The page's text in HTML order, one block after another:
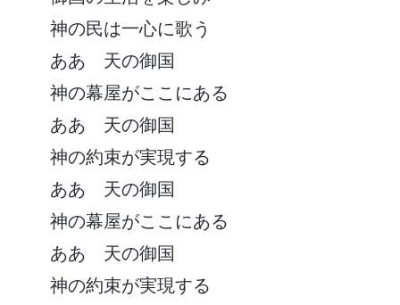
神の民は一心に歌う
ああ 天の御国
神の幕屋がここにある
ああ 天の御国
神の約束が実現する
ああ 天の御国
神の幕屋がここにある
ああ 天の御国
神の約束が実現する